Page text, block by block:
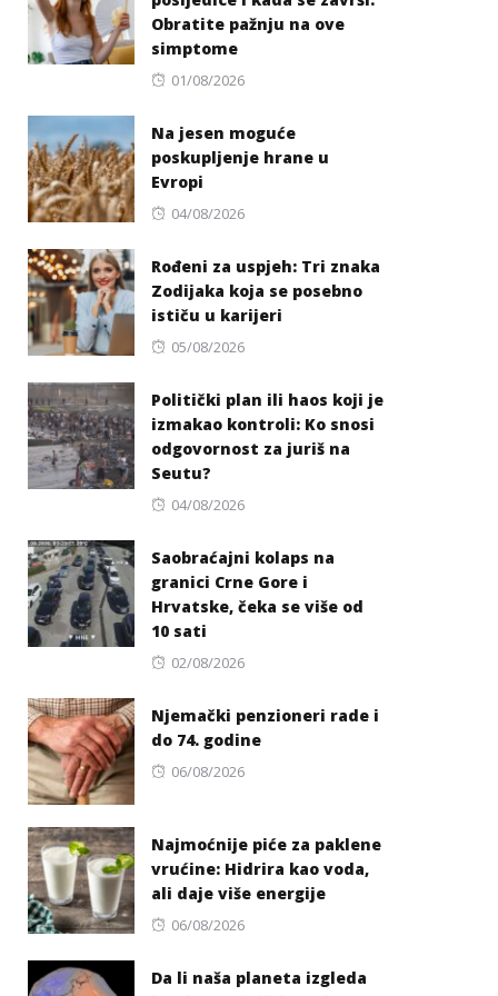
Obratite pažnju na ove
simptome
Posted
01/08/2026
Na jesen moguće
poskupljenje hrane u
Evropi
Posted
04/08/2026
Rođeni za uspjeh: Tri znaka
Zodijaka koja se posebno
ističu u karijeri
Posted
05/08/2026
Politički plan ili haos koji je
izmakao kontroli: Ko snosi
odgovornost za juriš na
Seutu?
Posted
04/08/2026
Saobraćajni kolaps na
granici Crne Gore i
Hrvatske, čeka se više od
10 sati
Posted
02/08/2026
Njemački penzioneri rade i
do 74. godine
Posted
06/08/2026
Najmoćnije piće za paklene
vrućine: Hidrira kao voda,
ali daje više energije
Posted
06/08/2026
Da li naša planeta izgleda